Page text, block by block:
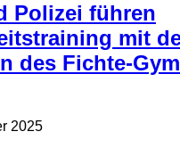
Polizei führen
mit
des Fichte-
2025